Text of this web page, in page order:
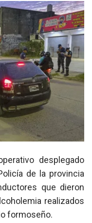
desplegado
de la provincia
que dieron
realizados
formoseño.